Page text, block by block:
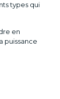
types qui
en
puissance